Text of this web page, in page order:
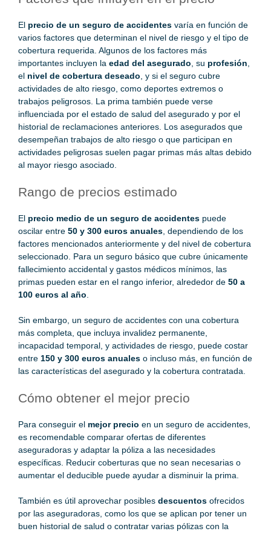
El precio de un seguro de accidentes varía en función de
varios factores que determinan el nivel de riesgo y el tipo de
cobertura requerida. Algunos de los factores más
importantes incluyen la edad del asegurado , su profesión
el nivel de cobertura deseado , y si el seguro cubre
actividades de alto riesgo, como deportes extremos o
trabajos peligrosos. La prima también puede verse
influenciada por el estado de salud del asegurado y por el
historial de reclamaciones anteriores. Los asegurados que
desempeñan trabajos de alto riesgo o que participan en
actividades peligrosas suelen pagar primas más altas debido
al mayor riesgo asociado.
Rango de precios estimado
El precio medio de un seguro de accidentes puede
oscilar entre 50 y 300 euros anuales , dependiendo de los
factores mencionados anteriormente y del nivel de cobertura
seleccionado. Para un seguro básico que cubre únicamente
fallecimiento accidental y gastos médicos mínimos, las
primas pueden estar en el rango inferior, alrededor de 50 a
100 euros al año
Sin embargo, un seguro de accidentes con una cobertura
más completa, que incluya invalidez permanente,
incapacidad temporal, y actividades de riesgo, puede costar
entre 150 y 300 euros anuales o incluso más, en función de
las características del asegurado y la cobertura contratada.
Cómo obtener el mejor precio
Para conseguir el mejor precio en un seguro de accidentes,
es recomendable comparar ofertas de diferentes
aseguradoras y adaptar la póliza a las necesidades
específicas. Reducir coberturas que no sean necesarias o
aumentar el deducible puede ayudar a disminuir la prima.
También es útil aprovechar posibles descuentos ofrecidos
por las aseguradoras, como los que se aplican por tener un
buen historial de salud o contratar varias pólizas con la